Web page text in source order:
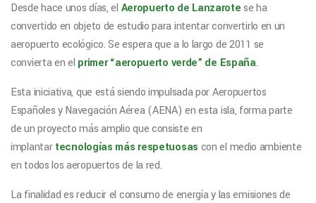
Desde hace unos días, el Aeropuerto de Lanzarotese ha
convertido en objeto de estudio para intentar convertirlo en un
aeropuerto ecológico. Se espera que a lo largo de 2011 se
convierta en el primer “aeropuerto verde” de España.
Esta iniciativa, que está siendo impulsada por Aeropuertos
Españoles y Navegación Aérea (AENA) en esta isla, forma parte
de un proyecto más amplio que consiste en
implantartecnologías más respetuosas con el medio ambiente
en todos los aeropuertos de la red.
La finalidad es reducir el consumo de energía y las emisiones de